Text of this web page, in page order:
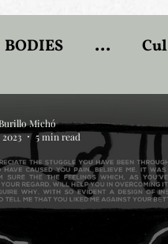
BODIES ...
Griekenland
Onderweg In de
Michó
5 min read